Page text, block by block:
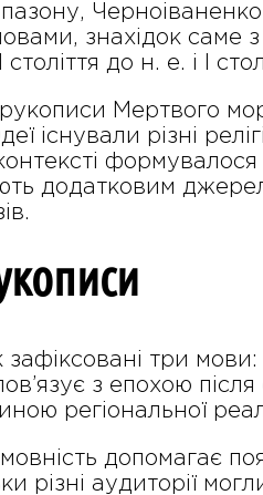
знахідок саме з
до н. е. і I
Мертвого
існували різні
формувалося
додатковим
три
з епохою
регіональної
допомагає
різні аудиторії